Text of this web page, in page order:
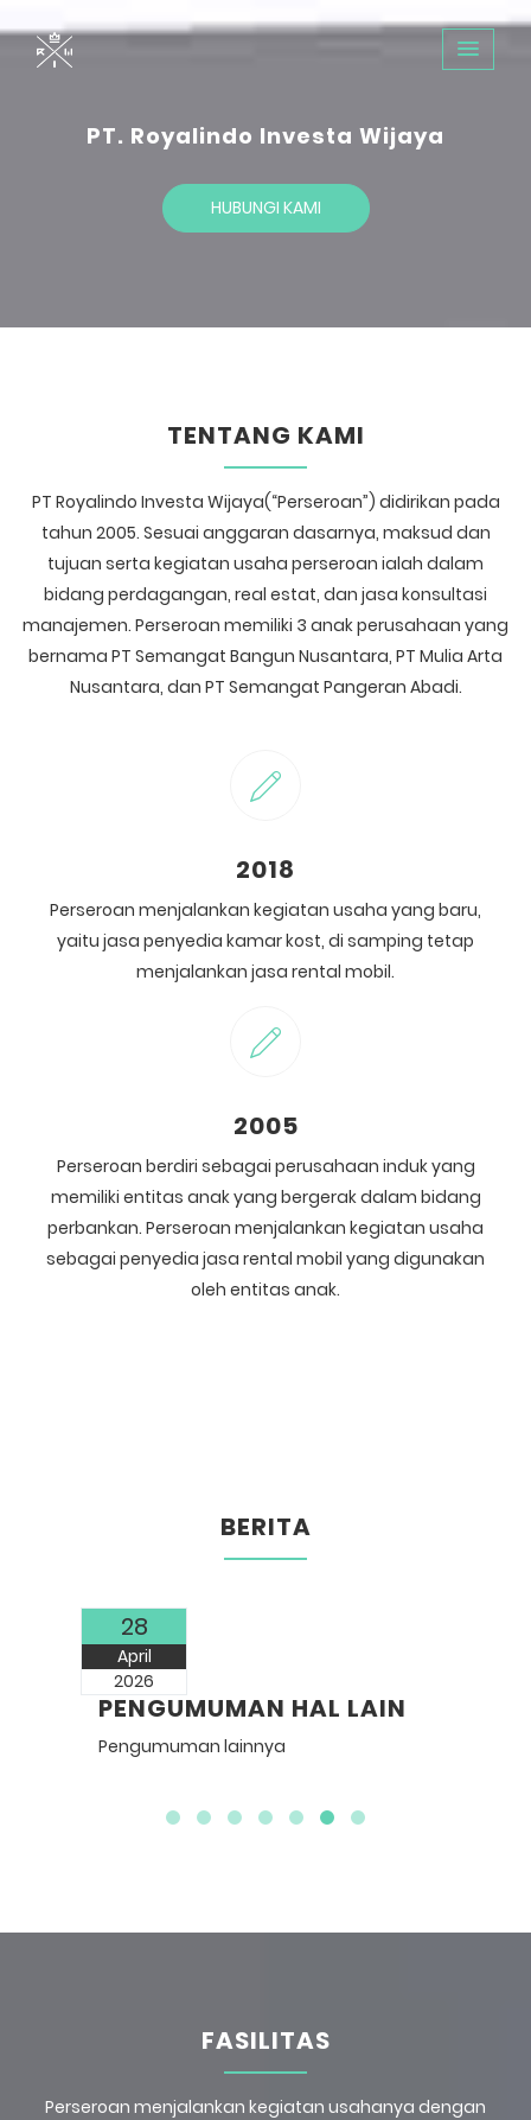
PT. Royalindo Investa Wijaya
HUBUNGI KAMI
TENTANG KAMI
PT Royalindo Investa Wijaya(“Perseroan”) didirikan pada
tahun 2005. Sesuai anggaran dasarnya, maksud dan
tujuan serta kegiatan usaha perseroan ialah dalam
bidang perdagangan, real estat, dan jasa konsultasi
manajemen. Perseroan memiliki 3 anak perusahaan yang
bernama PT Semangat Bangun Nusantara, PT Mulia Arta
Nusantara, dan PT Semangat Pangeran Abadi.
2018
Perseroan menjalankan kegiatan usaha yang baru,
yaitu jasa penyedia kamar kost, di samping tetap
menjalankan jasa rental mobil.
2005
Perseroan berdiri sebagai perusahaan induk yang
memiliki entitas anak yang bergerak dalam bidang
perbankan. Perseroan menjalankan kegiatan usaha
sebagai penyedia jasa rental mobil yang digunakan
oleh entitas anak.
BERITA
PENGUMUMAN HAL LAIN
Pengumuman lainnya
FASILITAS
Perseroan menjalankan kegiatan usahanya dengan